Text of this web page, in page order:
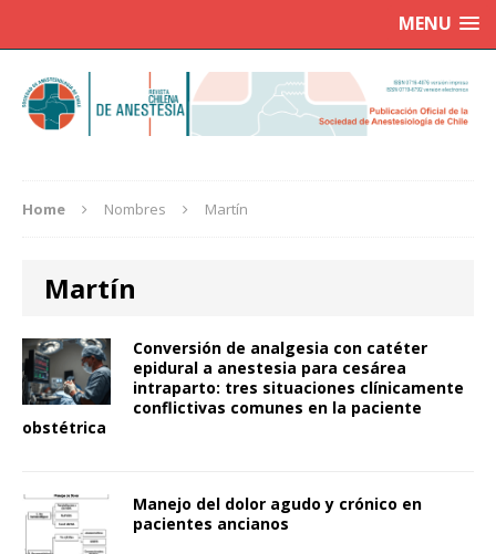
MENU
Home Nombres Martín
Martín
Conversión de analgesia con catéter
epidural a anestesia para cesárea
intraparto: tres situaciones clínicamente
conflictivas comunes en la paciente
obstétrica
Manejo del dolor agudo y crónico en
pacientes ancianos